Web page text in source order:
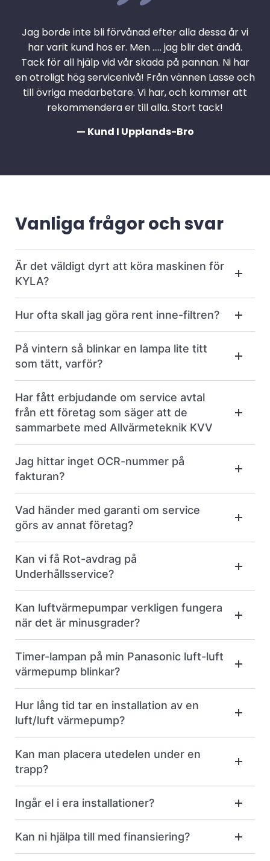
Jag borde inte bli förvånad efter alla dessa år vi
har varit kund hos er. Men ….. jag blir det ändå.
Tack för all hjälp vid vår skada på pannan. Ni har
en otroligt hög servicenivå! Från vännen Lasse och
till övriga medarbetare. Vi har, och kommer att
rekommendera er till alla. Stort tack!
— Kund I Upplands-Bro
Vanliga frågor och svar
Är det väldigt dyrt att köra maskinen för
KYLA?
Hur ofta skall jag göra rent inne-filtren?
På vintern så blinkar en lampa lite titt
som tätt, varför?
Har fått erbjudande om service avtal
från ett företag som säger att de
sammarbete med Allvärmeteknik KVV
Jag hittar inget OCR-nummer på
fakturan?
Vad händer med garanti om service
görs av annat företag?
Kan vi få Rot-avdrag på
Underhållsservice?
Kan luftvärmepumpar verkligen fungera
när det är minusgrader?
Timer-lampan på min Panasonic luft-luft
värmepump blinkar?
Hur lång tid tar en installation av en
luft/luft värmepump?
Kan man placera utedelen under en
trapp?
Ingår el i era installationer?
Kan ni hjälpa till med finansiering?